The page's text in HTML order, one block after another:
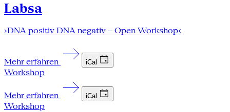
Labsa
›DNA positiv DNA negativ – Open Workshop‹
Mehr erfahren iCal
Workshop
Mehr erfahren iCal
Workshop